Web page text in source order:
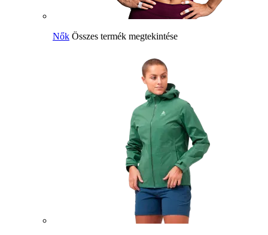
Nők Összes termék megtekintése